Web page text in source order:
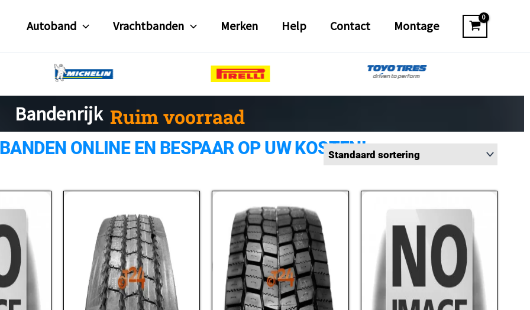
Autoband Vrachtbanden Merken Help Contact Montage
Bandenrijk Ruim voorraad
ONLINE EN BESPAAR OP UW KOSTEN!